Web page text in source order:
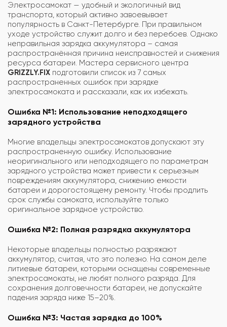
Электросамокат — удобный и экологичный вид
транспорта, который активно завоевывает
популярность в Санкт-Петербурге. При правильном
уходе устройство служит долго и без перебоев. Однако
неправильная зарядка аккумулятора – самая
распространённая причина неисправностей и снижения
ресурса батареи. Мастера сервисного центра
GRIZZLY.FIX подготовили список из 7 самых
распространенных ошибок при зарядке
электросамоката и рассказали, как их избежать.
Ошибка №1: Использование неподходящего
зарядного устройства
Многие владельцы электросамокатов допускают эту
распространенную ошибку. Использование
неоригинального или неподходящего по параметрам
зарядного устройства может привести к серьезным
повреждениям аккумулятора, снижению емкости
батареи и дорогостоящему ремонту. Чтобы продлить
срок службы самоката, используйте только
оригинальное зарядное устройство.
Ошибка №2: Полная разрядка аккумулятора
Некоторые владельцы полностью разряжают
аккумулятор, считая, что это полезно. На самом деле
литиевые батареи, которыми оснащены современные
электросамокаты, не любят полного разряда. Для
сохранения долговечности батареи, не допускайте
падения заряда ниже 15–20%.
Ошибка №3: Частая зарядка до 100%